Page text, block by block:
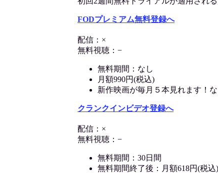
FODプレミアム無料登録へ
配信：×
無料視聴：−
無料期間：なし
月額990円(税込)
新作映画が毎月５本見れます！
クランクインビデオ登録へ
配信：×
無料視聴：−
無料期間：30日間
無料期間終了後：月額618円(税込)